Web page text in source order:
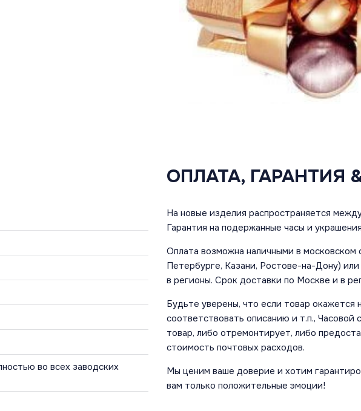
во всех заводских
ОПЛАТА, ГАРАНТИЯ
На новые изделия распространяется
Гарантия на подержанные часы и
Оплата возможна наличными в московском
Петербурге, Казани, Ростове-на-Дону)
в регионы. Срок доставки по Москве и в
Будьте уверены, что если товар окажется
соответствовать описанию и т.п., Часовой
товар, либо отремонтирует, либо
стоимость почтовых расходов.
Мы ценим ваше доверие и хотим
вам только положительные эмоции!